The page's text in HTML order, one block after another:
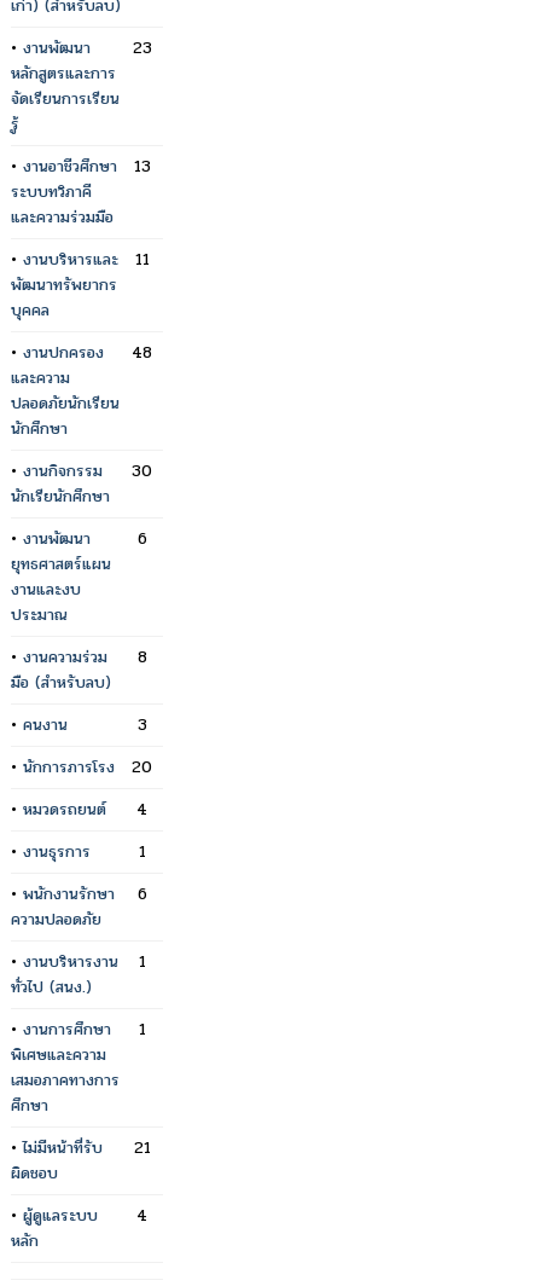
เก่า) (สำหรับลบ)
• งานพัฒนา
หลักสูตรและการ
จัดเรียนการเรียน
รู้
23
• งานอาชีวศึกษา
ระบบทวิภาคี
และความร่วมมือ
13
• งานบริหารและ
พัฒนาทรัพยากร
บุคคล
11
• งานปกครอง
และความ
ปลอดภัยนักเรียน
นักศึกษา
48
• งานกิจกรรม
นักเรียนักศึกษา
30
• งานพัฒนา
ยุทธศาสตร์แผน
งานและงบ
ประมาณ
6
• งานความร่วม
มือ (สำหรับลบ)
8
• คนงาน
3
• นักการภารโรง
20
• หมวดรถยนต์
4
• งานธุรการ
1
• พนักงานรักษา
ความปลอดภัย
6
• งานบริหารงาน
ทั่วไป (สนง.)
1
• งานการศึกษา
พิเศษและความ
เสมอภาคทางการ
ศึกษา
1
•ไม่มีหน้าที่รับ
ผิดชอบ
21
• ผู้ดูแลระบบ
หลัก
4